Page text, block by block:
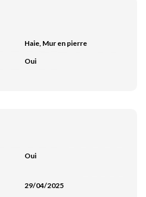
Haie, Mur en pierre
Oui
Oui
29/04/2025